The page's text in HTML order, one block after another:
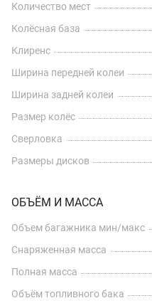
Количество мест
Колёсная база
Клиренс
Ширина передней колеи
Ширина задней колеи
Размер колёс
Сверловка
Размеры дисков
ОБЪЁМ И МАССА
Объем багажника мин/макс
Снаряженная масса
Полная масса
Объём топливного бака